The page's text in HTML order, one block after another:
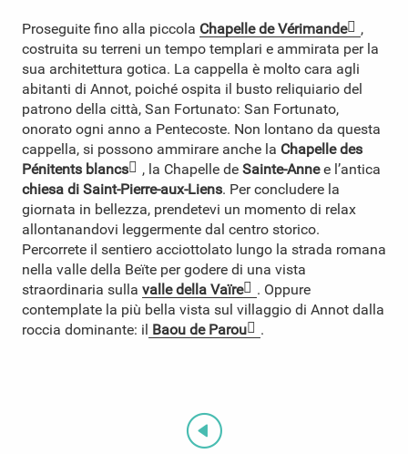
Proseguite fino alla piccola Chapelle de Vérimande
,
costruita su terreni un tempo templari e ammirata per la
sua architettura gotica. La cappella è molto cara agli
abitanti di Annot, poiché ospita il busto reliquiario del
patrono della città, San Fortunato: San Fortunato,
onorato ogni anno a Pentecoste. Non lontano da questa
cappella, si possono ammirare anche la Chapelle des
Pénitents blancs
, la Chapelle de Sainte-Annee l’antica
chiesa di Saint-Pierre-aux-Liens. Per concludere la
giornata in bellezza, prendetevi un momento di relax
allontanandovi leggermente dal centro storico.
Percorrete il sentiero acciottolato lungo la strada romana
nella valle della Beïte per godere di una vista
straordinaria sulla valle della Vaïre
. Oppure
contemplate la più bella vista sul villaggio di Annot dalla
roccia dominante: il Baou de Parou .